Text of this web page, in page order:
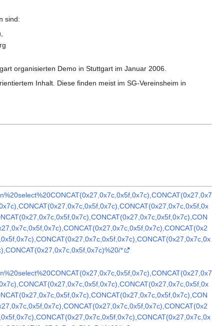
sind:
organisierten Demo in Stuttgart im Januar 2006.
Inhalt. Diese finden meist im SG-Vereinsheim in
*